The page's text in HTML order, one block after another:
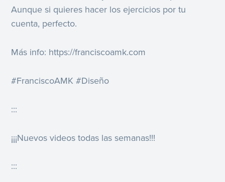
Aunque si quieres hacer los ejercicios por tu
cuenta, perfecto.
Más info: https://franciscoamk.com
#FranciscoAMK #Diseño
:::
¡¡¡Nuevos videos todas las semanas!!!
:::